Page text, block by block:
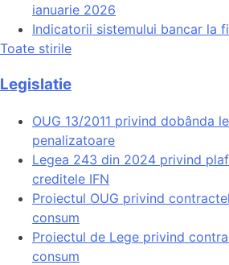
ianuarie 2026
Indicatorii sistemului bancar la
Toate stirile
Legislatie
OUG 13/2011 privind dobânda
penalizatoare
Legea 243 din 2024 privind
creditele IFN
Proiectul OUG privind
consum
Proiectul de Lege privind
consum